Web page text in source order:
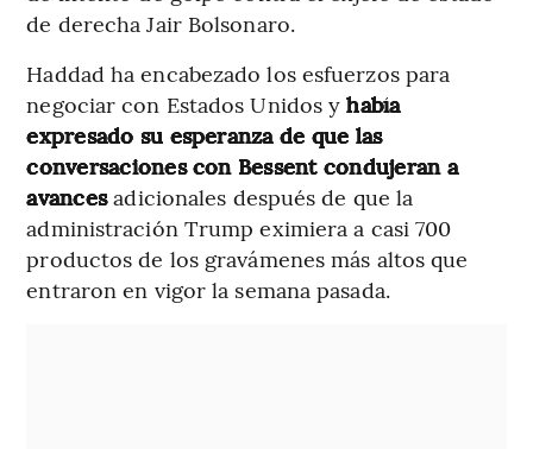
de derecha Jair Bolsonaro.
Haddad ha encabezado los esfuerzos para
negociar con Estados Unidos yhabía
expresado su esperanza de que las
conversaciones con Bessent condujeran a
avancesadicionales después de que la
administración Trump eximiera a casi 700
productos de los gravámenes más altos que
entraron en vigor la semana pasada.